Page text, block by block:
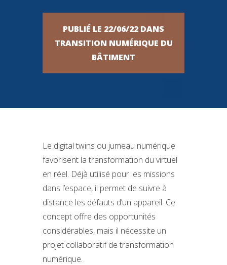
PUBLIÉ LE 22/06/22 DANS
TRANSITION NUMÉRIQUE DU
BÂTIMENT
Le digital twins ou jumeau numérique
favorisent la transformation du virtuel
en réel. Déjà utilisé pour les missions
dans l’espace, il permet de suivre à
distance les défauts d’un appareil. Ce
concept offre des opportunités
considérables, mais il nécessite un
projet collaboratif de transformation
numérique.